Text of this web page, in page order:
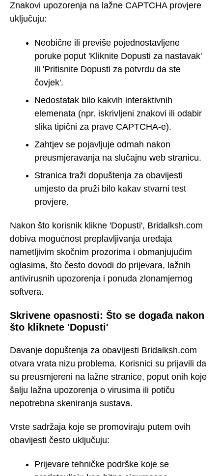
Znakovi upozorenja na lažne CAPTCHA provjere
uključuju:
Neobične ili previše pojednostavljene
poruke poput 'Kliknite Dopusti za nastavak'
ili 'Pritisnite Dopusti za potvrdu da ste
čovjek'.
Nedostatak bilo kakvih interaktivnih
elemenata (npr. iskrivljeni znakovi ili odabir
slika tipični za prave CAPTCHA-e).
Zahtjev se pojavljuje odmah nakon
preusmjeravanja na slučajnu web stranicu.
Stranica traži dopuštenja za obavijesti
umjesto da pruži bilo kakav stvarni test
provjere.
Nakon što korisnik klikne 'Dopusti', Bridalksh.com
dobiva mogućnost preplavljivanja uređaja
nametljivim skočnim prozorima i obmanjujućim
oglasima, što često dovodi do prijevara, lažnih
antivirusnih upozorenja i ponuda zlonamjernog
softvera.
Skrivene opasnosti: Što se događa nakon
što kliknete 'Dopusti'
Davanje dopuštenja za obavijesti Bridalksh.com
otvara vrata nizu problema. Korisnici su prijavili da
su preusmjereni na lažne stranice, poput onih koje
šalju lažna upozorenja o virusima ili potiču
nepotrebna skeniranja sustava.
Vrste sadržaja koje se promoviraju putem ovih
obavijesti često uključuju:
Prijevare tehničke podrške koje se